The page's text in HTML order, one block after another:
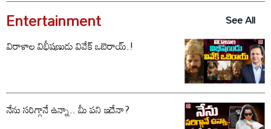
Entertainment
See All
విరాళాల విభీషణుడు వివేక్ ఒబెరాయ్.!
నేను సరిగ్గానే ఉన్నా.. మీ పని ఇదేనా?